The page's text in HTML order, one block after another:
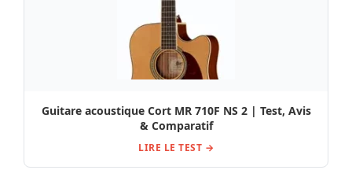
Guitare acoustique Cort MR 710F NS 2 | Test, Avis
& Comparatif
LIRE LE TEST →